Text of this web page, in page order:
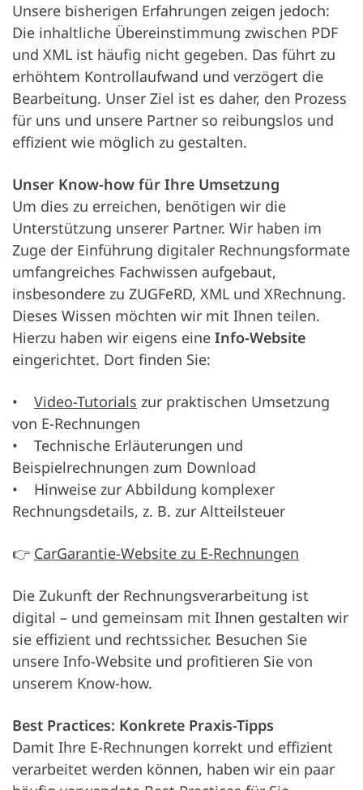
Unsere bisherigen Erfahrungen zeigen jedoch:
Die inhaltliche Übereinstimmung zwischen PDF
und XML ist häufig nicht gegeben. Das führt zu
erhöhtem Kontrollaufwand und verzögert die
Bearbeitung. Unser Ziel ist es daher, den Prozess
für uns und unsere Partner so reibungslos und
effizient wie möglich zu gestalten.
Unser Know-how für Ihre Umsetzung
Um dies zu erreichen, benötigen wir die
Unterstützung unserer Partner. Wir haben im
Zuge der Einführung digitaler Rechnungsformate
umfangreiches Fachwissen aufgebaut,
insbesondere zu ZUGFeRD, XML und XRechnung.
Dieses Wissen möchten wir mit Ihnen teilen.
Hierzu haben wir eigens eine Info-Website
eingerichtet. Dort finden Sie:
• Video-Tutorials zur praktischen Umsetzung
von E-Rechnungen
• Technische Erläuterungen und
Beispielrechnungen zum Download
• Hinweise zur Abbildung komplexer
Rechnungsdetails, z. B. zur Altteilsteuer
👉 CarGarantie-Website zu E-Rechnungen
Die Zukunft der Rechnungsverarbeitung ist
digital – und gemeinsam mit Ihnen gestalten wir
sie effizient und rechtssicher. Besuchen Sie
unsere Info-Website und profitieren Sie von
unserem Know-how.
Best Practices: Konkrete Praxis-Tipps
Damit Ihre E-Rechnungen korrekt und effizient
verarbeitet werden können, haben wir ein paar